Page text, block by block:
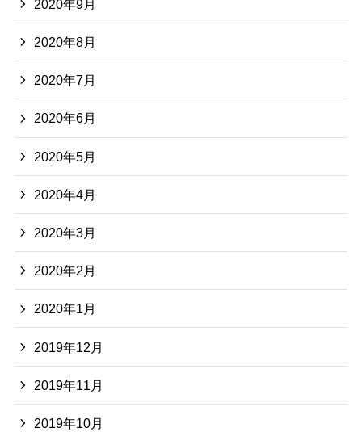
2020年9月
2020年8月
2020年7月
2020年6月
2020年5月
2020年4月
2020年3月
2020年2月
2020年1月
2019年12月
2019年11月
2019年10月